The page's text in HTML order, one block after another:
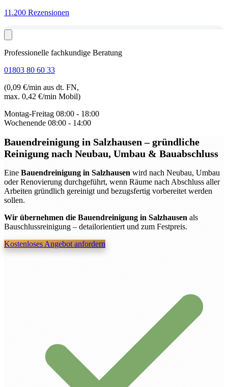
11.200 Rezensionen
Professionelle fachkundige Beratung
01803 80 60 33
(0,09 €/min aus dt. FN,
max. 0,42 €/min Mobil)
Montag-Freitag 08:00 - 18:00
Wochenende 08:00 - 14:00
Bauendreinigung in Salzhausen– gründliche
Reinigung nach Neubau, Umbau & Bauabschluss
Eine Bauendreinigung in Salzhausen wird nach Neubau, Umbau
oder Renovierung durchgeführt, wenn Räume nach Abschluss aller
Arbeiten gründlich gereinigt und bezugsfertig vorbereitet werden
sollen.
Wir übernehmen die Bauendreinigung in Salzhausen als
Bauschlussreinigung – detailorientiert und zum Festpreis.
Kostenloses Angebot anfordern